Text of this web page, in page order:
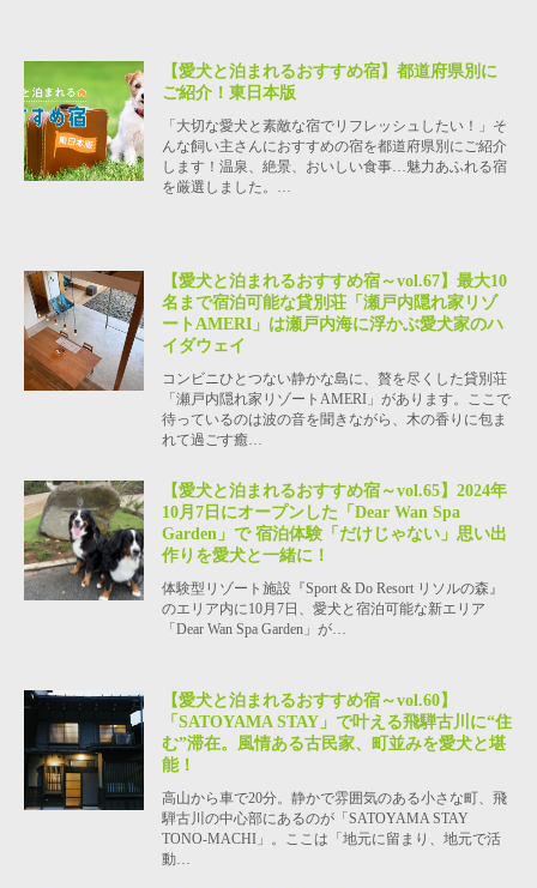
【愛犬と泊まれるおすすめ宿】都道府県別に
ご紹介！東日本版
「大切な愛犬と素敵な宿でリフレッシュしたい！」そ
んな飼い主さんにおすすめの宿を都道府県別にご紹介
します！温泉、絶景、おいしい食事…魅力あふれる宿
を厳選しました。…
【愛犬と泊まれるおすすめ宿～vol.67】最大10
名まで宿泊可能な貸別荘「瀬戸内隠れ家リゾ
ートAMERI」は瀬戸内海に浮かぶ愛犬家のハ
イダウェイ
コンビニひとつない静かな島に、贅を尽くした貸別荘
「瀬戸内隠れ家リゾートAMERI」があります。ここで
待っているのは波の音を聞きながら、木の香りに包ま
れて過ごす癒…
【愛犬と泊まれるおすすめ宿～vol.65】2024年
10月7日にオープンした「Dear Wan Spa
Garden」で 宿泊体験「だけじゃない」思い出
作りを愛犬と一緒に！
体験型リゾート施設『Sport & Do Resort リソルの森』
のエリア内に10月7日、愛犬と宿泊可能な新エリア
「Dear Wan Spa Garden」が…
【愛犬と泊まれるおすすめ宿～vol.60】
「SATOYAMA STAY」で叶える飛騨古川に“住
む”滞在。風情ある古民家、町並みを愛犬と堪
能！
高山から車で20分。静かで雰囲気のある小さな町、飛
騨古川の中心部にあるのが「SATOYAMA STAY
TONO-MACHI」。ここは「地元に留まり、地元で活
動…